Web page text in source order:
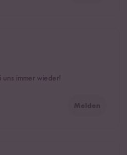
immer wieder!
Melden